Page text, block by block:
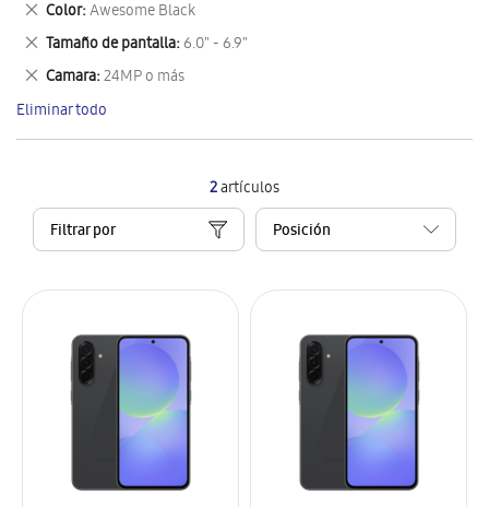
2artículos
Filtrar por
artículo
Color Awesome Black
Eliminar
este
artículo
Tamaño de pantalla 6.0" - 6.9"
Eliminar
este
artículo
Camara 24MP o más
Eliminar
este
artículo
Eliminar todo